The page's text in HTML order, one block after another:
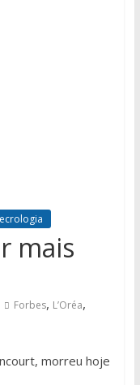
mais
Forbes, L’Oréa,
morreu hoje